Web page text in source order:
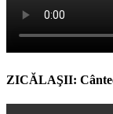
ZICĂLAŞII: